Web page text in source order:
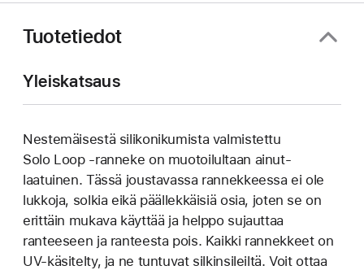
Tuotetiedot
Yleiskatsaus
Nestemäisestä silikoni­kumista valmistettu
Solo Loop ‑ranneke on muotoilultaan ainut­
laatuinen. Tässä joustavassa rannek­keessa ei ole
lukkoja, solkia eikä päällek­käisiä osia, joten se on
erittäin mukava käyttää ja helppo sujauttaa
ranteeseen ja ranteesta pois. Kaikki rannekkeet on
UV-käsitelty, ja ne tuntuvat silkinsileiltä. Voit ottaa